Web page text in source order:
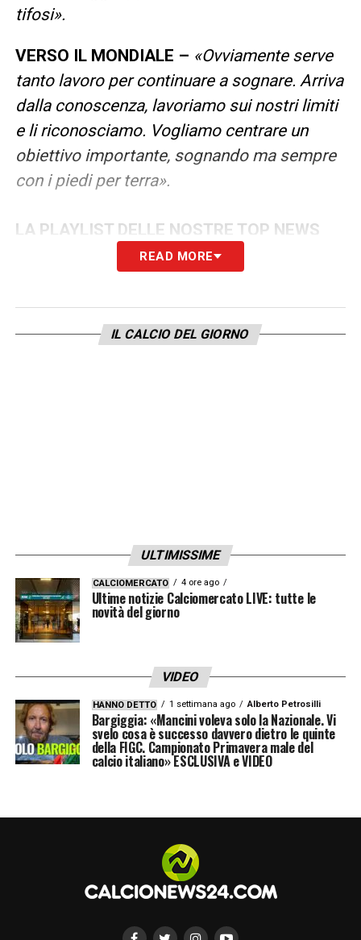
tifosi».
VERSO IL MONDIALE – «Ovviamente serve
tanto lavoro per continuare a sognare. Arriva
dalla conoscenza, lavoriamo sui nostri limiti
e li riconosciamo. Vogliamo centrare un
obiettivo importante, sognando ma sempre
con i piedi per terra».
LA PLAYLIST DELLE NOSTRE TOP NEWS
READ MORE
IL CALCIO DEL GIORNO
ULTIMISSIME
CALCIOMERCATO 4 ore ago
Ultime notizie Calciomercato LIVE: tutte le
novità del giorno
VIDEO
HANNO DETTO 1 settimana ago Alberto Petrosilli
Bargiggia: «Mancini voleva solo la Nazionale. Vi
svelo cosa è successo davvero dietro le quinte
della FIGC. Campionato Primavera male del
calcio italiano» ESCLUSIVA e VIDEO